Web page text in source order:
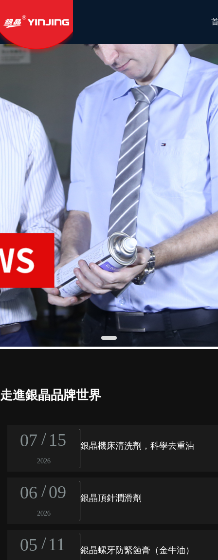
走進銀晶品牌世界
15
2026
/
07 銀晶機床清洗劑，科學去重油
09
2026
/
06 銀晶頂針潤滑劑
11
/
05 銀晶螺牙防緊蝕膏（金牛油）